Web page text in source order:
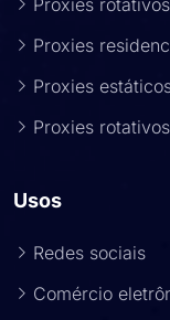
Proxies
Proxies
Proxies
Proxies
Usos
Redes sociais
Comércio